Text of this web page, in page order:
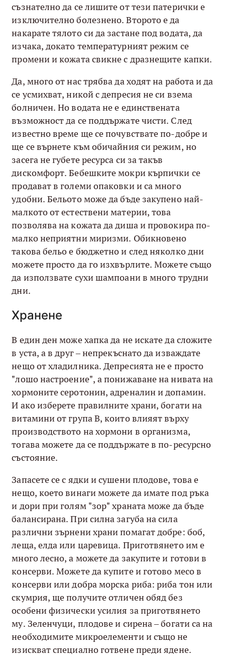
съзнателно да се лишите от тези патерички е
изключително болезнено. Второто е да
накарате тялото си да застане под водата, да
изчака, докато температурният режим се
промени и кожата свикне с дразнещите капки.
Да, много от нас трябва да ходят на работа и да
се усмихват, никой с депресия не си взема
болничен. Но водата не е единствената
възможност да се поддържате чисти. След
известно време ще се почувствате по-добре и
ще се върнете към обичайния си режим, но
засега не губете ресурса си за такъв
дискомфорт. Бебешките мокри кърпички се
продават в големи опаковки и са много
удобни. Бельото може да бъде закупено най-
малкото от естествени материи, това
позволява на кожата да диша и провокира по-
малко неприятни миризми. Обикновено
такова бельо е бюджетно и след няколко дни
можете просто да го изхвърлите. Можете също
да използвате сухи шампоани в много трудни
дни.
Хранене
В един ден може хапка да не искате да сложите
в уста, а в друг – непрекъснато да изваждате
нещо от хладилника. Депресията не е просто
"лошо настроение", а понижаване на нивата на
хормоните серотонин, адреналин и допамин.
И ако изберете правилните храни, богати на
витамини от група В, които влияят върху
производството на хормони в организма,
тогава можете да се поддържате в по-ресурсно
състояние.
Запасете се с ядки и сушени плодове, това е
нещо, което винаги можете да имате под ръка
и дори при голям "зор" храната може да бъде
балансирана. При силна загуба на сила
различни зърнени храни помагат добре: боб,
леща, елда или царевица. Приготвянето им е
много лесно, а можете да закупите и готови в
консерви. Можете да купите и готово месо в
консерви или добра морска риба: риба тон или
скумрия, ще получите отличен обяд без
особени физически усилия за приготвянето
му. Зеленчуци, плодове и сирена – богати са на
необходимите микроелементи и също не
изискват специално готвене преди ядене.